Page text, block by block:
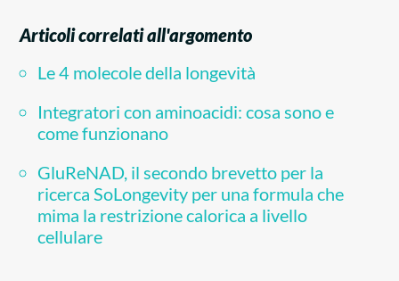
Articoli correlati all'argomento
Le 4 molecole della longevità
Integratori con aminoacidi: cosa sono e
come funzionano
GluReNAD, il secondo brevetto per la
ricerca SoLongevity per una formula che
mima la restrizione calorica a livello
cellulare